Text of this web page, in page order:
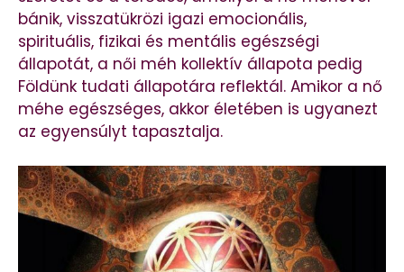
bánik, visszatükrözi igazi emocionális,
spirituális, fizikai és mentális egészségi
állapotát, a női méh kollektív állapota pedig
Földünk tudati állapotára reflektál. Amikor a nő
méhe egészséges, akkor életében is ugyanezt
az egyensúlyt tapasztalja.